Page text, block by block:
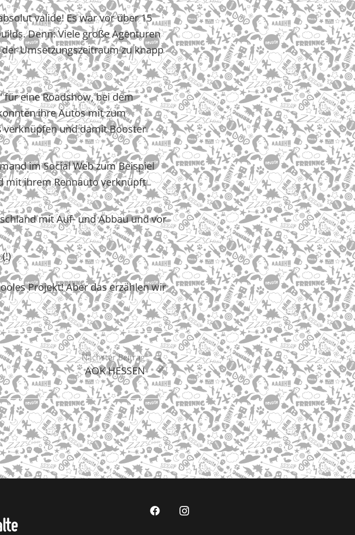
valide! Es war vor über 15
Denn: Viele große Agenturen
Umsetzungszeitraum zu knapp
für eine Roadshow, bei dem
ihre Autos mit zum
verknüpfen und damit Booster
im Social Web zum Beispiel
mit ihrem Rennauto verknüpft
mit Auf- und Abbau und vor
Projekt! Aber das erzählen wir
Nächster Beitrag
AOK HESSEN